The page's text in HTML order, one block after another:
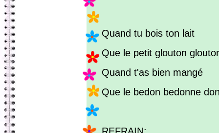
Quand tu bois ton lait
Que le petit glouton
Quand t'as bien mangé
Que le bedon bedonne